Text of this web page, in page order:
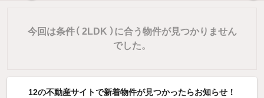
今回は条件（ 2LDK ）に合う物件が見つかりません
でした。
12の不動産サイトで新着物件が見つかったらお知らせ！